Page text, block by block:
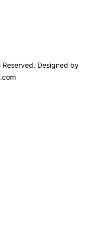
Designed by